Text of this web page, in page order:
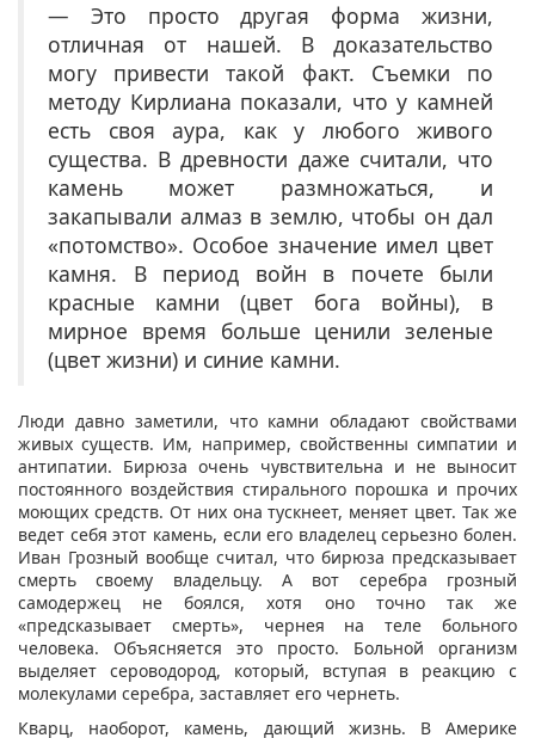
— Это просто другая форма жизни,
отличная от нашей. В доказательство
могу привести такой факт. Съемки по
методу Кирлиана показали, что у камней
есть своя аура, как у любого живого
существа. В древности даже считали, что
камень может размножаться, и
закапывали алмаз в землю, чтобы он дал
«потомство». Особое значение имел цвет
камня. В период войн в почете были
красные камни (цвет бога войны), в
мирное время больше ценили зеленые
(цвет жизни) и синие камни.
Люди давно заметили, что камни обладают свойствами
живых существ. Им, например, свойственны симпатии и
антипатии. Бирюза очень чувствительна и не выносит
постоянного воздействия стирального порошка и прочих
моющих средств. От них она тускнеет, меняет цвет. Так же
ведет себя этот камень, если его владелец серьезно болен.
Иван Грозный вообще считал, что бирюза предсказывает
смерть своему владельцу. А вот серебра грозный
самодержец не боялся, хотя оно точно так же
«предсказывает смерть», чернея на теле больного
человека. Объясняется это просто. Больной организм
выделяет сероводород, который, вступая в реакцию с
молекулами серебра, заставляет его чернеть.
Кварц, наоборот, камень, дающий жизнь. В Америке